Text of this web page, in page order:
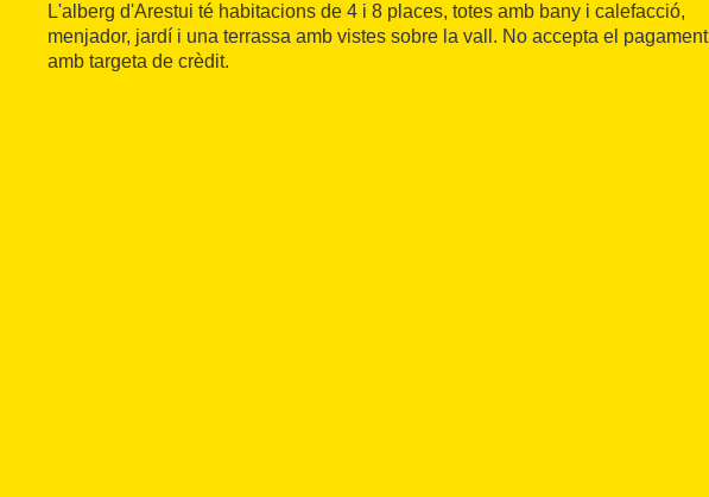
L'alberg d'Arestui té habitacions de 4 i 8 places, totes amb bany i calefacció,
menjador, jardí i una terrassa amb vistes sobre la vall. No accepta el pagament
amb targeta de crèdit.